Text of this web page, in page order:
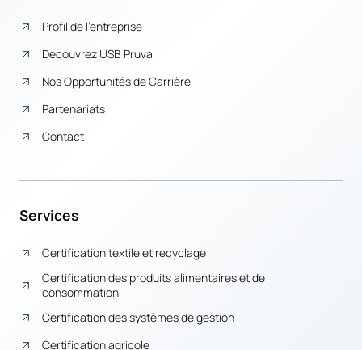
Profil de l’entreprise
Découvrez USB Pruva
Nos Opportunités de Carrière
Partenariats
Contact
Services
Certification textile et recyclage
Certification des produits alimentaires et de
consommation
Certification des systèmes de gestion
Certification agricole